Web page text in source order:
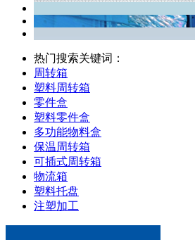
热门搜索关键词：
周转箱
塑料周转箱
零件盒
塑料零件盒
多功能物料盒
保温周转箱
可插式周转箱
物流箱
塑料托盘
注塑加工